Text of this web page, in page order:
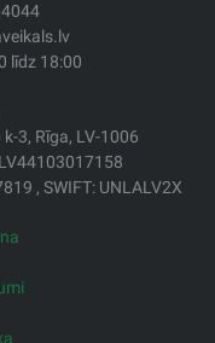
līdz 18:00
3, Rīga, LV-1006
, SWIFT: UNLALV2X